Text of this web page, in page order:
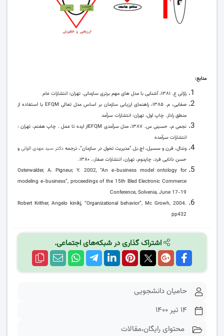
منابع:
رازانی ع. ۱۳۸۱، آشنایی با مدل های مهم برتری سازمانی. تهران: انتشارات عام
صفایی، م. ۱۳۸۵، راهنمای ارزیابی سازمان بر اساس مدل تعالی EFQM با استفاده از
منطق رادار. چاپ اول، تهران: انتشارات سرآمد
نجمی م، حسینی س. ۱۳۸۷، مدل سرآمدی EFQMاز ایده تا عمل . چاپ هفتم، تهران :
انتشارات سرآمده
وندال، فرن و سسیل، اچ.بل.”مدیریت تحول در سازمان”، ترجمه دکتر سید مهدی الوانیو
حسن دانایی فرد، چاپدوم، تهران، انتشارات صفار،. ۱۳۸۰.
Osterwalder, A. Pigneur, Y. 2002, “An e-business model ontology for
modeling e-business”, proceedings of the 15th Bled Electronic Commerce
Conference, Solvenia, June 17-19
Robert Krither, Angelo kinikj, “Organizational behavior”, Mc Growh, 2004.
pp432
اشتراک گذاری در شبکه‌های اجتماعی.
حامیان دانشجویی
۱۴ تیر ۱۴۰۰
محتوای رایگان،مقالات